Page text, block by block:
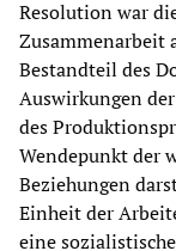
Resolution war
Zusammenarbeit
Bestandteil des
Auswirkungen
des
Wendepunkt der
Beziehungen
Einheit der
eine